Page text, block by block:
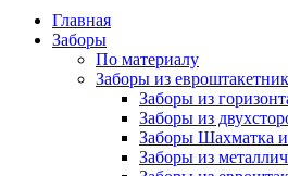
Главная
Заборы
По материалу
Заборы из
Заборы из
Заборы из
Заборы Шахматка
Заборы из